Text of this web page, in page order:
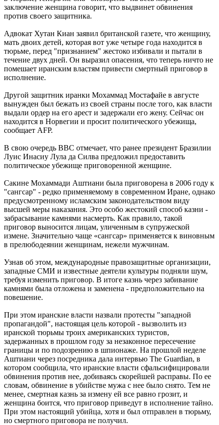
заключение женщина говорит, что выдвинет обвинения
против своего защитника.
Адвокат Хутан Киан заявил британской газете, что женщину,
мать двоих детей, которая вот уже четыре года находится в
тюрьме, перед "признанием" жестоко избивали и пытали в
течение двух дней. Он выразил опасения, что теперь ничто не
помешает иранским властям привести смертный приговор в
исполнение.
Другой защитник иранки Мохаммад Мостафайе в августе
вынужден был бежать из своей страны после того, как власти
выдали ордер на его арест и задержали его жену. Сейчас он
находится в Норвегии и просит политического убежища,
сообщает AFP.
В свою очередь BBC отмечает, что ранее президент Бразилии
Луис Инасиу Лула да Силва предложил предоставить
политическое убежище приговоренной женщине.
Сакине Мохаммади Аштиани была приговорена в 2006 году к
"сангсар" - редко применяемому в современном Иране, однако
предусмотренному исламским законодательством виду
высшей меры наказания. Это особо жестокий способ казни -
забрасывание камнями насмерть. Как правило, такой
приговор выносится лицам, уличенным в супружеской
измене. Значительно чаще «сангсар» применяется к виновным
в прелюбодеянии женщинам, нежели мужчинам.
Узнав об этом, международные правозащитные организации,
западные СМИ и известные деятели культуры подняли шум,
требуя изменить приговор. В итоге казнь через забивание
камнями была отложена и заменена - предположительно на
повешение.
При этом иранские власти назвали протесты "западной
пропагандой", настоящая цель которой - вызволить из
иранской тюрьмы троих американских туристов,
задержанных в прошлом году за незаконное пересечение
границы и по подозрению в шпионаже. На прошлой неделе
Аштиани через посредника дала интервью The Guardian, в
котором сообщила, что иранские власти сфальсифицировали
обвинения против нее, добиваясь скорейшей расправы. По ее
словам, обвинение в убийстве мужа с нее было снято. Тем не
менее, смертная казнь за измену ей все равно грозит, и
женщина боится, что приговор приведут в исполнение тайно.
При этом настоящий убийца, хотя и был отправлен в тюрьму,
но смертного приговора не получил.